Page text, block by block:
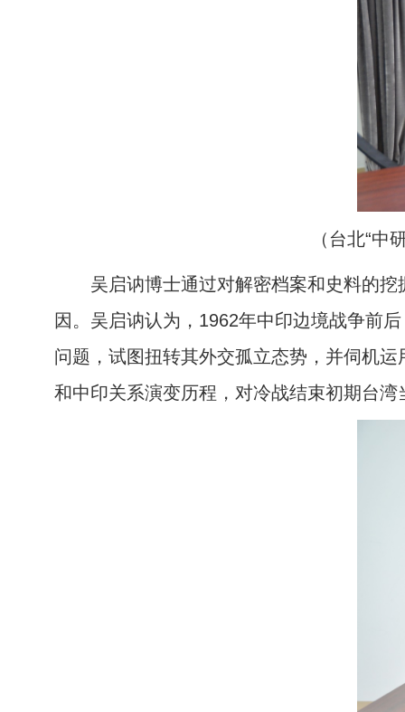
（台北“
吴启讷博士通过对解密档案和史料的
因。吴启讷认为，1962年中印边境战争前
问题，试图扭转其外交孤立态势，并伺机
和中印关系演变历程，对冷战结束初期台